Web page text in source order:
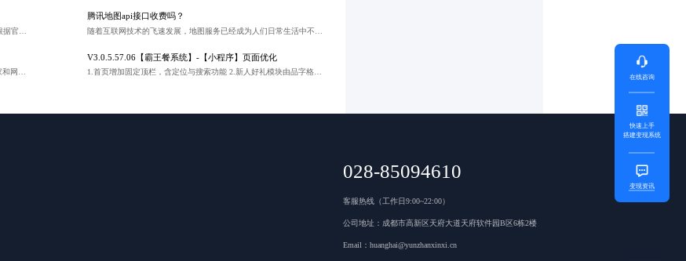
腾讯地图api接口收费吗？
淘宝联盟作为阿里巴巴旗下的一个广告联盟平台，为广大商家和网站主提供了丰富的推广资源和合作机会。其中，商品转链API接口是一项重要的技术支持，允许合作伙伴将普通商品链接转换为带有自己标识的推广链接，从而在用户通过这些链接购买商品时获得佣金。本文将介绍淘宝联盟商品转链API接口的价格及其使用价值。
V3.0.5.57.06【霸王餐系统】-【小程序】页面优化
1.首页增加固定顶栏，含定位与搜索功能 2.新人好礼模块由品字格变更为长条banner，多条数据用轮播样式展示，轮播3秒切帧，支持手动切帧、循环轮播 3.抢单页面页面需动态读秒展示倒计时，展示抢单用户头像 4.下单提交页界面优化 5.邀请好友下单增加排行榜 6.banner自定义配置增加上传格式新增gif格式 7.订阅号消息通知
028-85094610
客服热线（工作日9:00~22:00）
公司地址：成都市高新区天府大道天府软件园B区6栋2楼
Email：huanghai@yunzhanxinxi.cn
在线咨询
快速上手
搭建变现系统
变现资讯